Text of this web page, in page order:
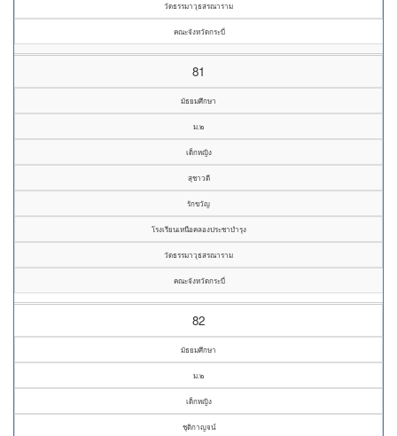
วัดธรรมาวุธสรณาราม
คณะจังหวัดกระบี่
81
มัธยมศึกษา
ม.๒
เด็กหญิง
สุชาวดี
รักขวัญ
โรงเรียนเหนือคลองประชาบำรุง
วัดธรรมาวุธสรณาราม
คณะจังหวัดกระบี่
82
มัธยมศึกษา
ม.๒
เด็กหญิง
ชุติกาญจน์